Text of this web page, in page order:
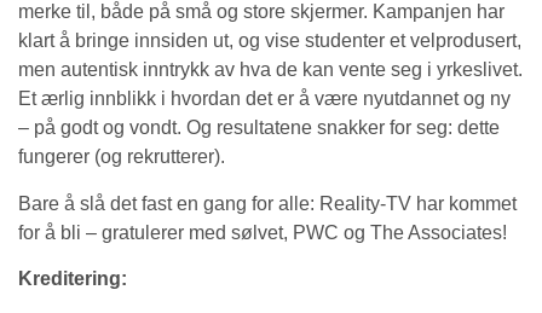
merke til, både på små og store skjermer. Kampanjen har
klart å bringe innsiden ut, og vise studenter et velprodusert,
men autentisk inntrykk av hva de kan vente seg i yrkeslivet.
Et ærlig innblikk i hvordan det er å være nyutdannet og ny
– på godt og vondt. Og resultatene snakker for seg: dette
fungerer (og rekrutterer).
Bare å slå det fast en gang for alle: Reality-TV har kommet
for å bli – gratulerer med sølvet, PWC og The Associates!
Kreditering: